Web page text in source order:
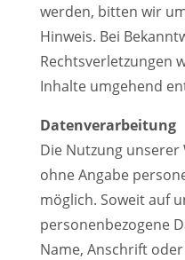
werden, bitten wir
Hinweis. Bei
Rechtsverletzungen
Inhalte umgehend
Datenverarbeitung
Die Nutzung unserer
ohne Angabe
möglich. Soweit auf
personenbezogene
Name, Anschrift